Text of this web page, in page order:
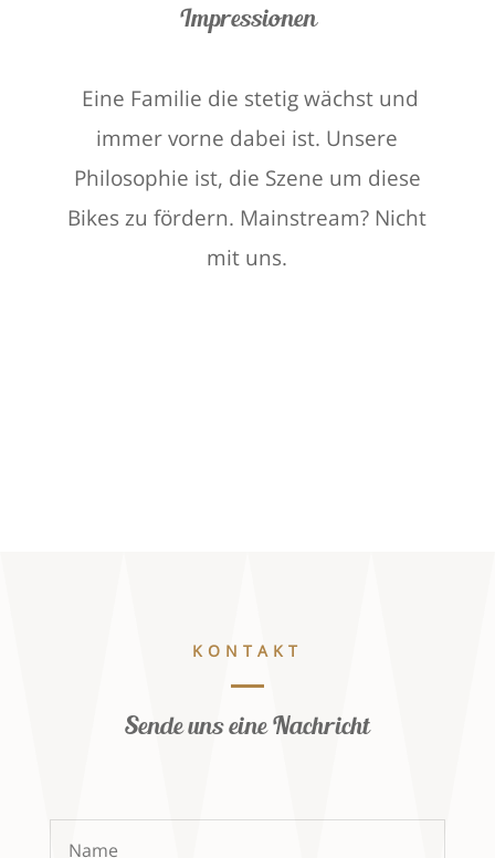
Impressionen
Eine Familie die stetig wächst und
immer vorne dabei ist. Unsere
Philosophie ist, die Szene um diese
Bikes zu fördern. Mainstream? Nicht
mit uns.
KONTAKT
Sende uns eine Nachricht